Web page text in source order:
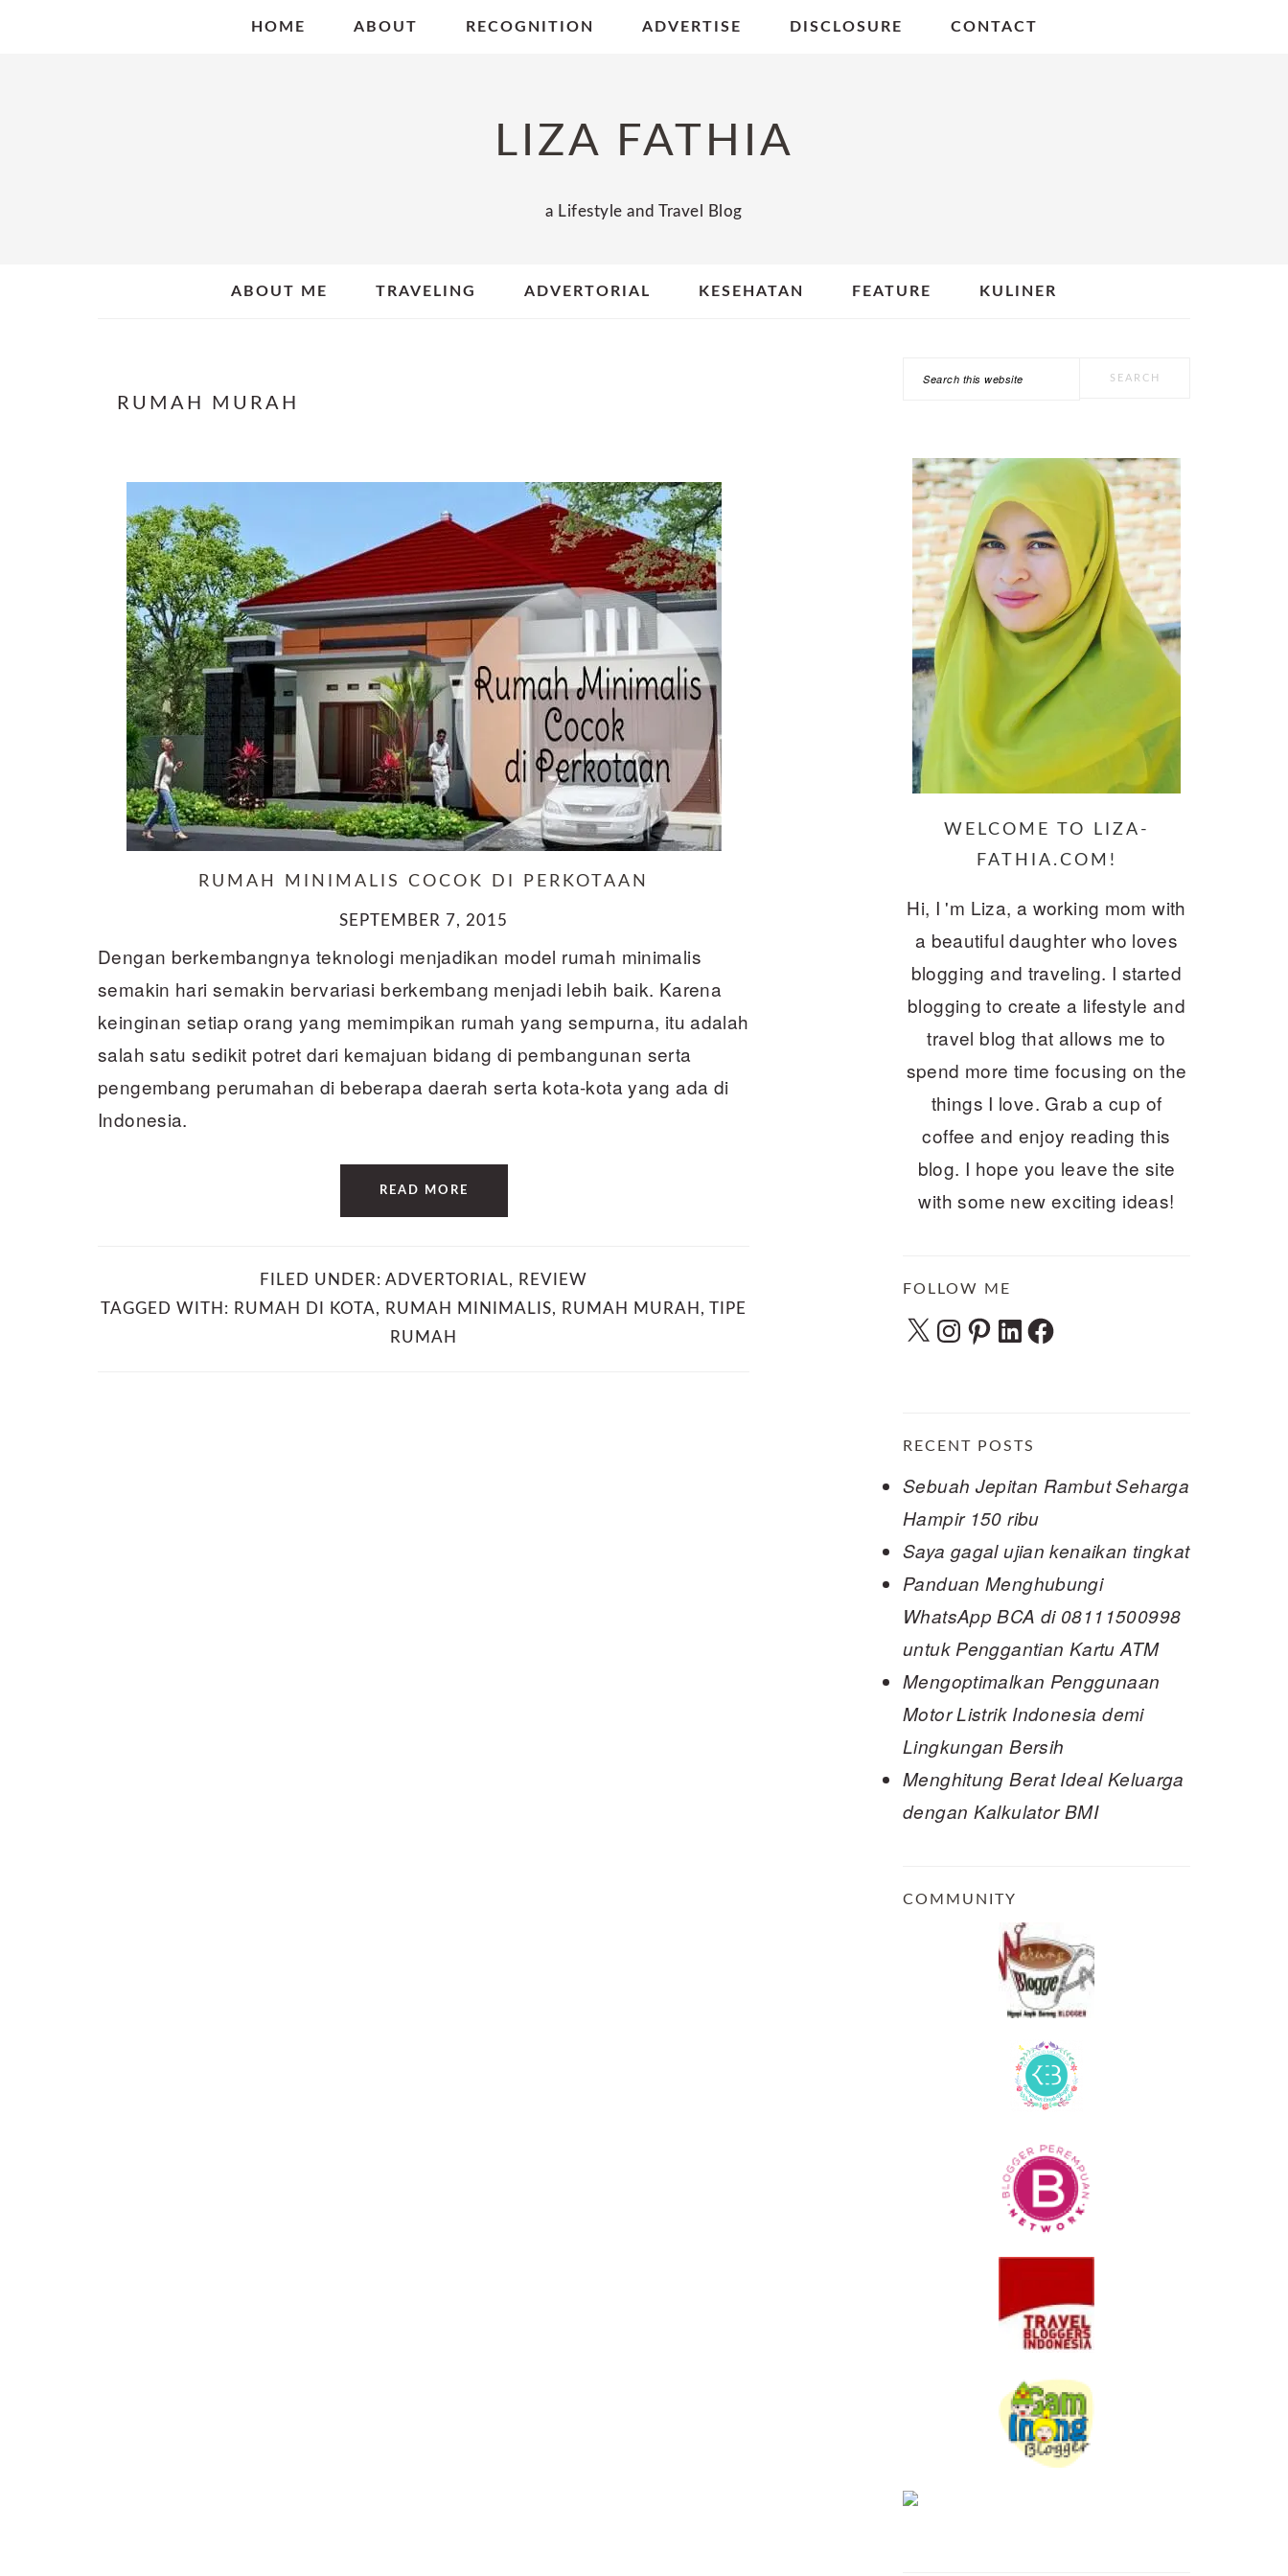
HOME ABOUT RECOGNITION ADVERTISE DISCLOSURE CONTACT
LIZA FATHIA
a Lifestyle and Travel Blog
ABOUT ME TRAVELING ADVERTORIAL KESEHATAN FEATURE KULINER
RUMAH MURAH
RUMAH MINIMALIS COCOK DI PERKOTAAN
SEPTEMBER 7, 2015
Dengan berkembangnya teknologi menjadikan model rumah minimalis
semakin hari semakin bervariasi berkembang menjadi lebih baik. Karena
keinginan setiap orang yang memimpikan rumah yang sempurna, itu adalah
salah satu sedikit potret dari kemajuan bidang di pembangunan serta
pengembang perumahan di beberapa daerah serta kota-kota yang ada di
Indonesia.
READ MORE
FILED UNDER: ADVERTORIAL, REVIEW
TAGGED WITH: RUMAH DI KOTA, RUMAH MINIMALIS, RUMAH MURAH , TIPE
RUMAH
PRIMARY
Search
WELCOME TO LIZA-
FATHIA.COM!
Hi, I 'm Liza, a working mom with
a beautiful daughter who loves
blogging and traveling. I started
blogging to create a lifestyle and
travel blog that allows me to
spend more time focusing on the
things I love. Grab a cup of
coffee and enjoy reading this
blog. I hope you leave the site
with some new exciting ideas!
FOLLOW ME
X Instagram
Pinterest
LinkedInFacebook
RECENT POSTS
Sebuah Jepitan Rambut Seharga
Hampir 150 ribu
Saya gagal ujian kenaikan tingkat
Panduan Menghubungi
WhatsApp BCA di 08111500998
untuk Penggantian Kartu ATM
Mengoptimalkan Penggunaan
Motor Listrik Indonesia demi
Lingkungan Bersih
Menghitung Berat Ideal Keluarga
dengan Kalkulator BMI
COMMUNITY